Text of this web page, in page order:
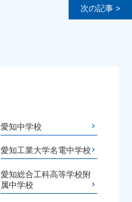
次の記事 >
愛知中学校
愛知工業大学名電中学校
愛知総合工科高等学校附
属中学校